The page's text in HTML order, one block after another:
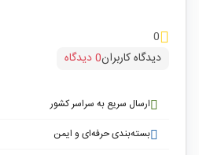
0
دیدگاه کاربران0 دیدگاه
ارسال سریع به سراسر کشور
بسته‌بندی حرفه‌ای و ایمن